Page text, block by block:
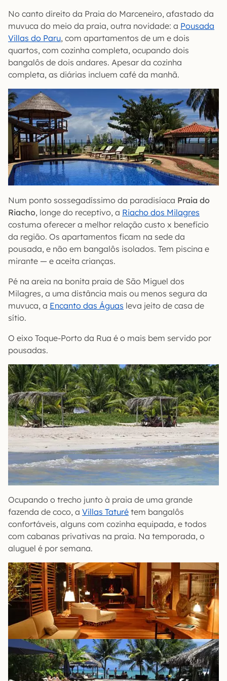
No canto direito da Praia do Marceneiro, afastado da
muvuca do meio da praia, outra novidade: a Pousada
Villas do Paru, com apartamentos de um e dois
quartos, com cozinha completa, ocupando dois
bangalôs de dois andares. Apesar da cozinha
completa, as diárias incluem café da manhã.
Num ponto sossegadíssimo da paradisíaca Praia do
Riacho, longe do receptivo, a Riacho dos Milagres
costuma oferecer a melhor relação custo x benefício
da região. Os apartamentos ficam na sede da
pousada, e não em bangalôs isolados. Tem piscina e
mirante — e aceita crianças.
Pé na areia na bonita praia de São Miguel dos
Milagres, a uma distância mais ou menos segura da
muvuca, a Encanto das Águas leva jeito de casa de
sítio.
O eixo Toque-Porto da Rua é o mais bem servido por
pousadas.
Ocupando o trecho junto à praia de uma grande
fazenda de coco, a Villas Taturé tem bangalôs
confortáveis, alguns com cozinha equipada, e todos
com cabanas privativas na praia. Na temporada, o
aluguel é por semana.